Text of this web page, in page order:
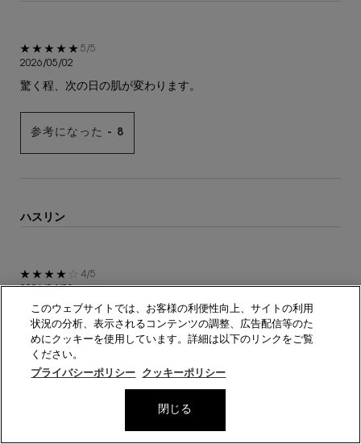
上記申込に対して、イヴ・サンローラン・ボーテより承諾
とイヴ・サンローラン・ボーテとの間に本サービスに関す
様、以前に本規約を含むイヴ・サンローラン・ボーテの定
める規約等に違反したことがあるまたは現在詐欺的な活動
お受けしない権利を留保します。
ムの詳細は、メンバーシッププログラム会員規約のほか、
イヴ・サンローラン・ボーテ所定のウェブサイト（メンバ
ーシッププログラム）をご確認ください。本サービスのお
申し込み後にメンバーシッププログラムを退会された場合
は、その後の定期便に関しても自動的にキャンセルとな
り、お届けできません。予めご了承ください。
初回お届け予定日は公式オンライン ブティックでご注文
5星中5。
5/5
2026/05/02
驚く程、次の日の肌が変わります。
参考になった - 8
ハスリン
5星中4。
4/5
2026/04/28
クチコミを見て試したくなり、本体とレフィル両方がついて、
さらに3回目にプレゼントがもらえるというのに惹かれて
定期便でじっくり3本分使ってみました。
使用感も毛穴への効果もとても良かったのですが、金額的な理
ただ、将来の肌への投資として十分価値があったと思います。
このウェブサイトでは、お客様の利便性向上、サイトの利用
状況の分析、表示されるコンテンツの調整、広告配信等のた
めにクッキーを使用しています。詳細は以下のリンクをご覧
ください。
プライバシーポリシー
クッキーポリシー
閉じる